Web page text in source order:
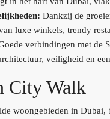
Dankzij de
luxe winkels, trendy
verbindingen met de
veiligheid en
City Walk
woongebieden in